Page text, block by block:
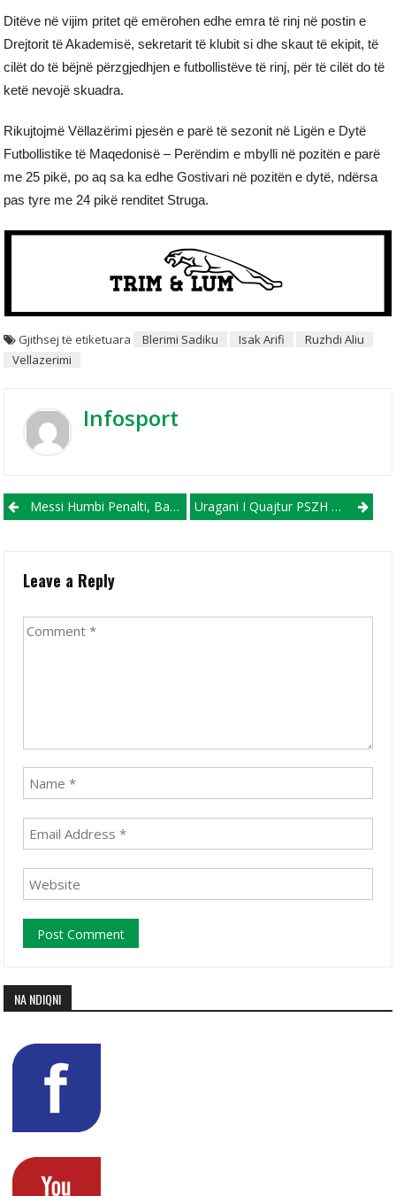
Ditëve në vijim pritet që emërohen edhe emra të rinj në postin e
Drejtorit të Akademisë, sekretarit të klubit si dhe skaut të ekipit, të
cilët do të bëjnë përzgjedhjen e futbollistëve të rinj, për të cilët do të
ketë nevojë skuadra.
Rikujtojmë Vëllazërimi pjesën e parë të sezonit në Ligën e Dytë
Futbollistike të Maqedonisë – Perëndim e mbylli në pozitën e parë
me 25 pikë, po aq sa ka edhe Gostivari në pozitën e dytë, ndërsa
pas tyre me 24 pikë renditet Struga.
Gjithsej të etiketuara Blerimi Sadiku Isak Arifi
Ruzhdi Aliu
Vellazerimi
Infosport
Post navigation
Messi Humbi Penalti, Barcelona Humbi Ndeshjen (VIDEO) Uragani I Quajtur PSZH Demoloi Në Tërësi Dizhonin (VIDEO)
Leave a Reply
NA NDIQNI